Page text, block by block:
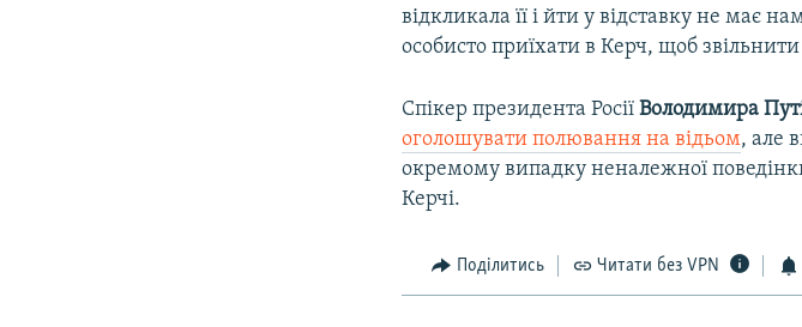
відкликала її і йти у відставку не має
особисто приїхати в Керч, щоб
Спікер президента РосіїВолодимира
оголошувати полювання на відьом, але
окремому випадку неналежної
Керчі.
Поділитись Читати без VPN